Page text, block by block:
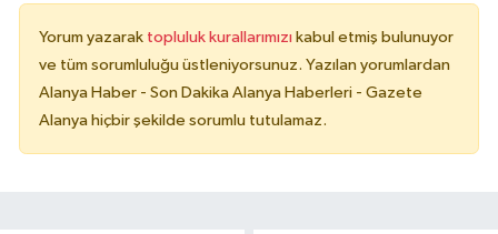
Yorum yazarak topluluk kurallarımızı kabul etmiş bulunuyor
ve tüm sorumluluğu üstleniyorsunuz. Yazılan yorumlardan
Alanya Haber - Son Dakika Alanya Haberleri - Gazete
Alanya hiçbir şekilde sorumlu tutulamaz.